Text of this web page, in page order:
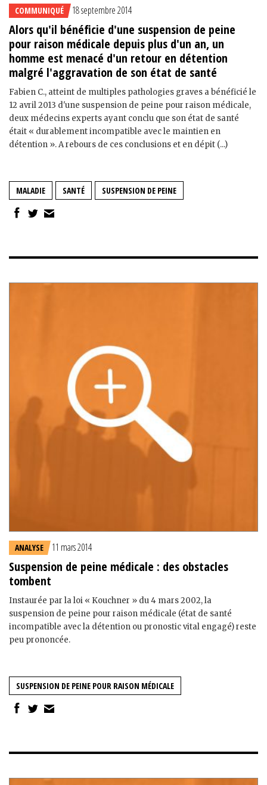
COMMUNIQUÉ 18 septembre 2014
Alors qu'il bénéficie d'une suspension de peine
pour raison médicale depuis plus d'un an, un
homme est menacé d'un retour en détention
malgré l'aggravation de son état de santé
Fabien C., atteint de multiples pathologies graves a bénéficié le
12 avril 2013 d'une suspension de peine pour raison médicale,
deux médecins experts ayant conclu que son état de santé
était « durablement incompatible avec le maintien en
détention ». A rebours de ces conclusions et en dépit (...)
MALADIE SANTÉ SUSPENSION DE PEINE
ANALYSE 11 mars 2014
Suspension de peine médicale : des obstacles
tombent
Instaurée par la loi « Kouchner » du 4 mars 2002, la
suspension de peine pour raison médicale (état de santé
incompatible avec la détention ou pronostic vital engagé) reste
peu prononcée.
SUSPENSION DE PEINE POUR RAISON MÉDICALE